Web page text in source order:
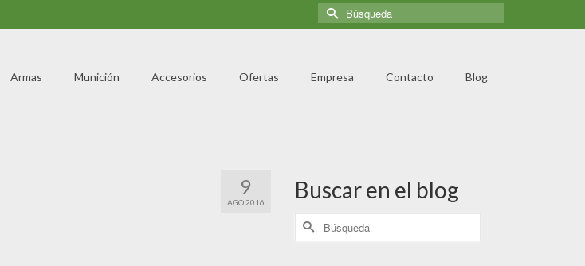
Armas Munición Accesorios Ofertas Empresa Contacto Blog
9
AGO 2016 Buscar en el blog